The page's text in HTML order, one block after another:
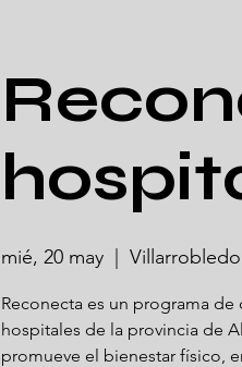
mié, 20 may
  |
Villarrobledo
Reconecta es un programa de
hospitales de la provincia de
promueve el bienestar físico,